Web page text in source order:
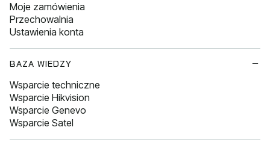
Moje zamówienia
Przechowalnia
Ustawienia konta
BAZA WIEDZY
Wsparcie techniczne
Wsparcie Hikvision
Wsparcie Genevo
Wsparcie Satel